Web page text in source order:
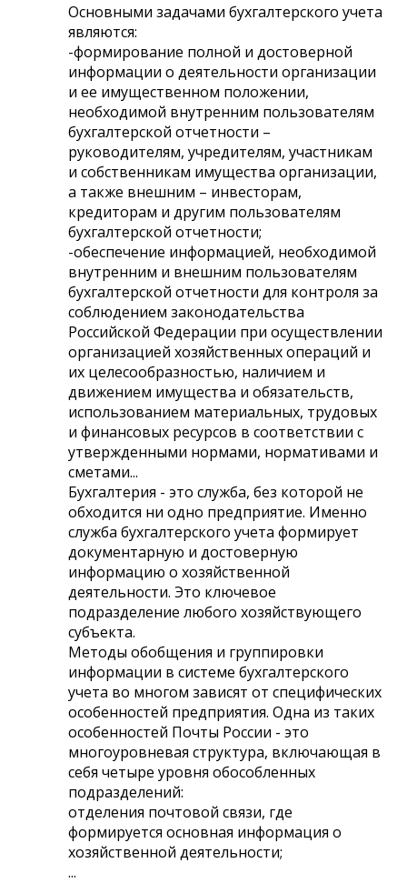
Основными задачами бухгалтерского учета
являются:
-формирование полной и достоверной
информации о деятельности организации
и ее имущественном положении,
необходимой внутренним пользователям
бухгалтерской отчетности –
руководителям, учредителям, участникам
и собственникам имущества организации,
а также внешним – инвесторам,
кредиторам и другим пользователям
бухгалтерской отчетности;
-обеспечение информацией, необходимой
внутренним и внешним пользователям
бухгалтерской отчетности для контроля за
соблюдением законодательства
Российской Федерации при осуществлении
организацией хозяйственных операций и
их целесообразностью, наличием и
движением имущества и обязательств,
использованием материальных, трудовых
и финансовых ресурсов в соответствии с
утвержденными нормами, нормативами и
сметами...
Бухгалтерия - это служба, без которой не
обходится ни одно предприятие. Именно
служба бухгалтерского учета формирует
документарную и достоверную
информацию о хозяйственной
деятельности. Это ключевое
подразделение любого хозяйствующего
субъекта.
Методы обобщения и группировки
информации в системе бухгалтерского
учета во многом зависят от специфических
особенностей предприятия. Одна из таких
особенностей Почты России - это
многоуровневая структура, включающая в
себя четыре уровня обособленных
подразделений:
отделения почтовой связи, где
формируется основная информация о
хозяйственной деятельности;
...